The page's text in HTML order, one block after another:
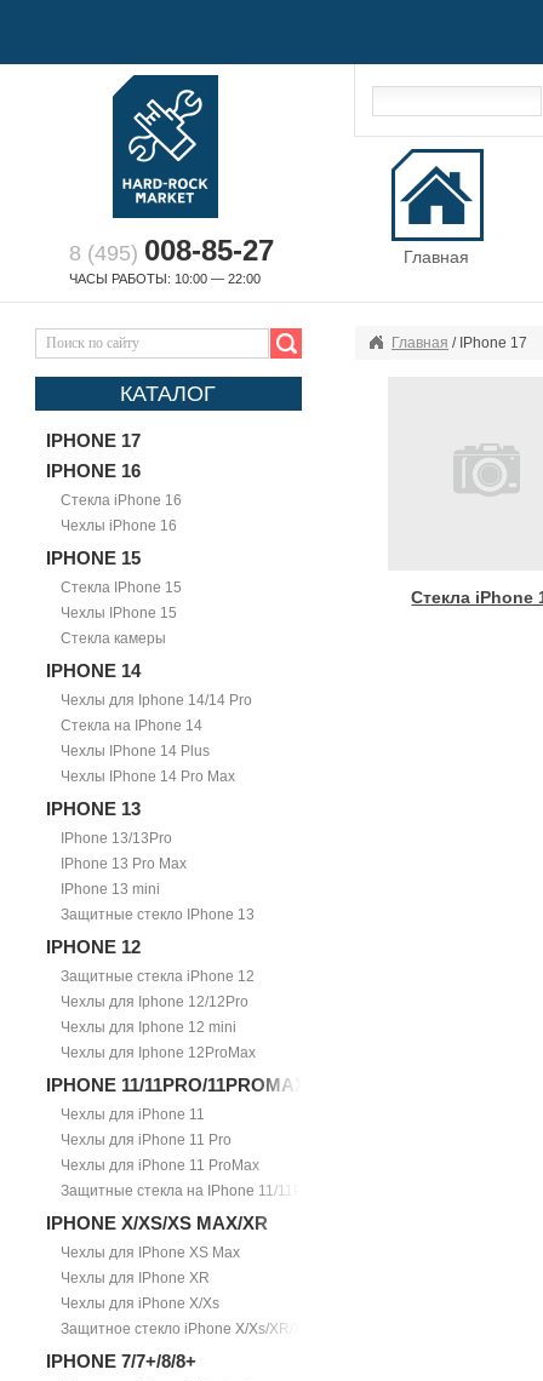
8 (495) 008-85-27
ЧАСЫ РАБОТЫ: 10:00 — 22:00
Главная
КАТАЛОГ
IPHONE 17
IPHONE 16
Стекла iPhone 16
Чехлы iPhone 16
IPHONE 15
Стекла IPhone 15
Чехлы IPhone 15
Стекла камеры
IPHONE 14
Чехлы для Iphone 14/14 Pro
Стекла на IPhone 14
Чехлы IPhone 14 Plus
Чехлы IPhone 14 Pro Max
IPHONE 13
IPhone 13/13Pro
IPhone 13 Pro Max
IPhone 13 mini
Защитные стекло IPhone 13
IPHONE 12
Защитные стекла iPhone 12
Чехлы для Iphone 12/12Pro
Чехлы для Iphone 12 mini
Чехлы для Iphone 12ProMax
IPHONE 11/11PRO/11PROMAX
Чехлы для iPhone 11
Чехлы для iPhone 11 Pro
Чехлы для iPhone 11 ProMax
Защитные стекла на IPhone 11/11Pro/11ProMax
IPHONE X/XS/XS MAX/XR
Чехлы для IPhone XS Max
Чехлы для IPhone XR
Чехлы для iPhone X/Xs
Защитное стекло iPhone X/Xs/XR/Xs Max
IPHONE 7/7+/8/8+
Главная / IPhone 17
Стекла iPhone